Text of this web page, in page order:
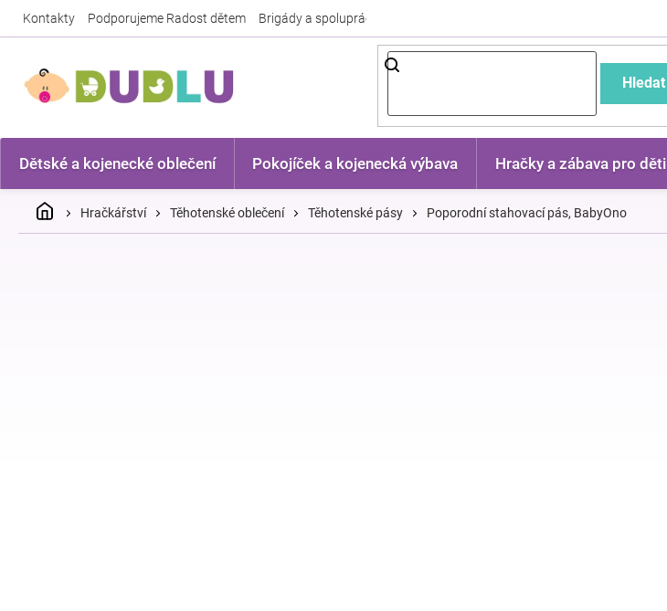
Kontakty Podporujeme Radost dětem Brigády a spolupráce
Hledat
Dětské a kojenecké oblečení Pokojíček a kojenecká výbava Hračky a zábava pro děti
DomůHračkářství Těhotenské oblečení Těhotenské pásy Poporodní stahovací pás, BabyOno